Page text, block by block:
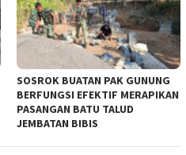
SOSROK BUATAN PAK GUNUNG
BERFUNGSI EFEKTIF MERAPIKAN
PASANGAN BATU TALUD
JEMBATAN BIBIS